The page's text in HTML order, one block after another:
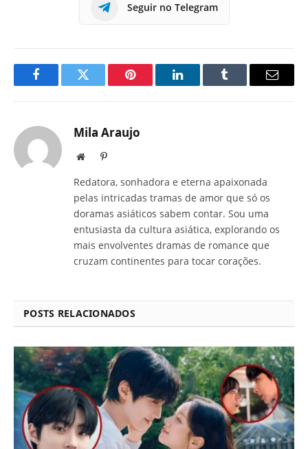
Seguir no Telegram
FacebookTwitter Pinterest LinkedInTumblr
E-
Mila Araujo
Site Pinterest
Redatora, sonhadora e eterna apaixonada
pelas intricadas tramas de amor que só os
doramas asiáticos sabem contar. Sou uma
entusiasta da cultura asiática, explorando os
mais envolventes dramas de romance que
cruzam continentes para tocar corações.
POSTS RELACIONADOS